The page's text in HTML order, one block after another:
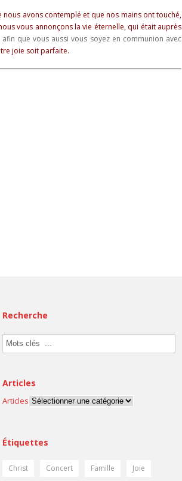
nous avons contemplé et que nos mains ont touché,
vous annonçons la vie éternelle, qui était auprès
que vous aussi vous soyez en communion avec
joie soit parfaite.
Recherche
Articles
Articles
Étiquettes
Christ Concert Famille Joie